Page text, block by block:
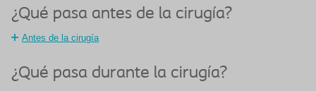
¿Qué pasa antes de la cirugía?
Antes de la cirugía
¿Qué pasa durante la cirugía?